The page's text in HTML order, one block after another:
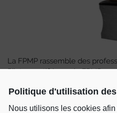
Politique d'utilisation
Nous utilisons les cookies
La FPMP rassemble des
Pilates certifiés par la FPMP,